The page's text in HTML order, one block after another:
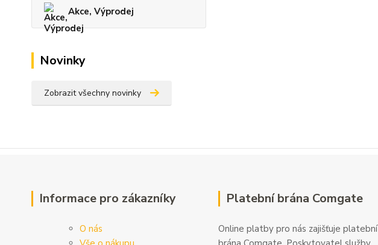
Akce, Výprodej
Novinky
Zobrazit všechny novinky
Informace pro zákazníky
O nás
Platební brána Comgate
Online platby pro nás zajišťuje platební